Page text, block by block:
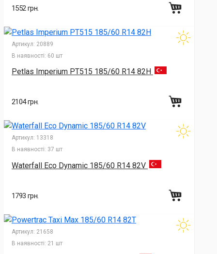
1552 грн.
Артикул: 20889
В наявності: 60 шт
Petlas Imperium PT515 185/60 R14 82H
2104 грн.
Артикул: 13318
В наявності: 37 шт
Waterfall Eco Dynamic 185/60 R14 82V
1793 грн.
Артикул: 21658
В наявності: 21 шт